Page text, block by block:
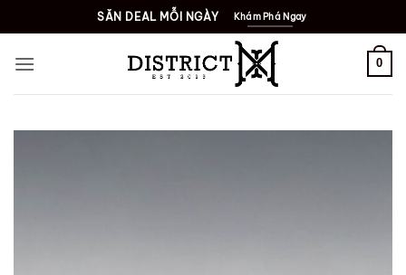
qua
nội
SĂN DEAL MỖI NGÀY Khám Phá Ngay
0